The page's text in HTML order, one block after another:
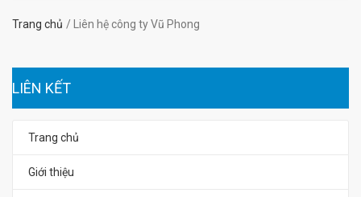
Trang chủ Liên hệ công ty Vũ Phong
LIÊN KẾT
Trang chủ
Giới thiệu